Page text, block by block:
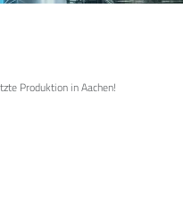
Produktion in Aachen!